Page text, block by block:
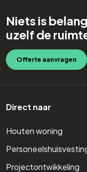
Niets is
uzelf de
Offerte aanvragen
Direct naar
Houten woning
Projectontwikkeling